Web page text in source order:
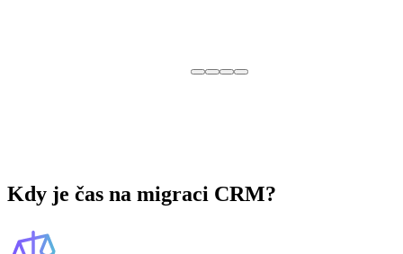
Kdy je čas na migraci CRM?